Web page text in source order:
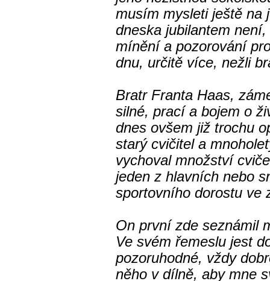
musím mysleti ještě na
dneska jubilantem
mínění a pozorování
dnu, určitě více, nežli
Bratr Franta Haas,
silné, prací a bojem o
dnes ovšem již trochu
starý cvičitel a
vychoval množství
jeden z hlavních nebo
sportovního dorostu ve
On první zde seznámil
Ve svém řemeslu jest
pozoruhodné, vždy
něho v dílně, aby mne